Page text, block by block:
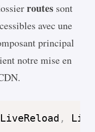
routes sont
avec une
principal
notre mise en
LiveReload , Link